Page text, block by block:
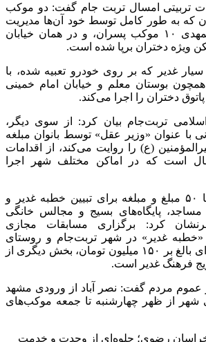
تربیتی امسال تربت جام گفت: دو موکب
که به طور کامل توسط خود آن‌ها مدیریت
می‌شود، در خیابان المهدی ۱۰ موکب پسران، و در همان خیابان
ویژه دختران برپا شده است.
غدیر که بر روی خودرو تعبیه شده، با
همچون بوستان معلم و خیابان امام خمینی
دختران را اجرا می‌کند.
اسلامی تربت‌جام بیان کرد: از سوی دیگر،
با عنوان «وزیر عقل» توسط بانوان مبلغه
(ع) را روایت می‌کند، از اقدامات
است که در اماکن مختلف شهر اجرا
وی با بیان اینکه ۴۰ تا ۵۰ مبلغ و مبلغه برای تبیین خطبه غدیر و
مساجد، پایگاه‌های بسیج و مجالس خانگی
کرد: برگزاری مسابقات مجازی
«خطبه غدیر» در شهر تربت‌جام و روستای
خیرآباد با جوایز ارزنده‌ای بالغ بر ۱۵۰ میلیون تومان، بخش دیگری از
فرهنگ غدیر است.
مردم گفت: نصر آباد از ورودی مشهد
شهر از ظهر چهارشنبه تا جمعه موکب‌های